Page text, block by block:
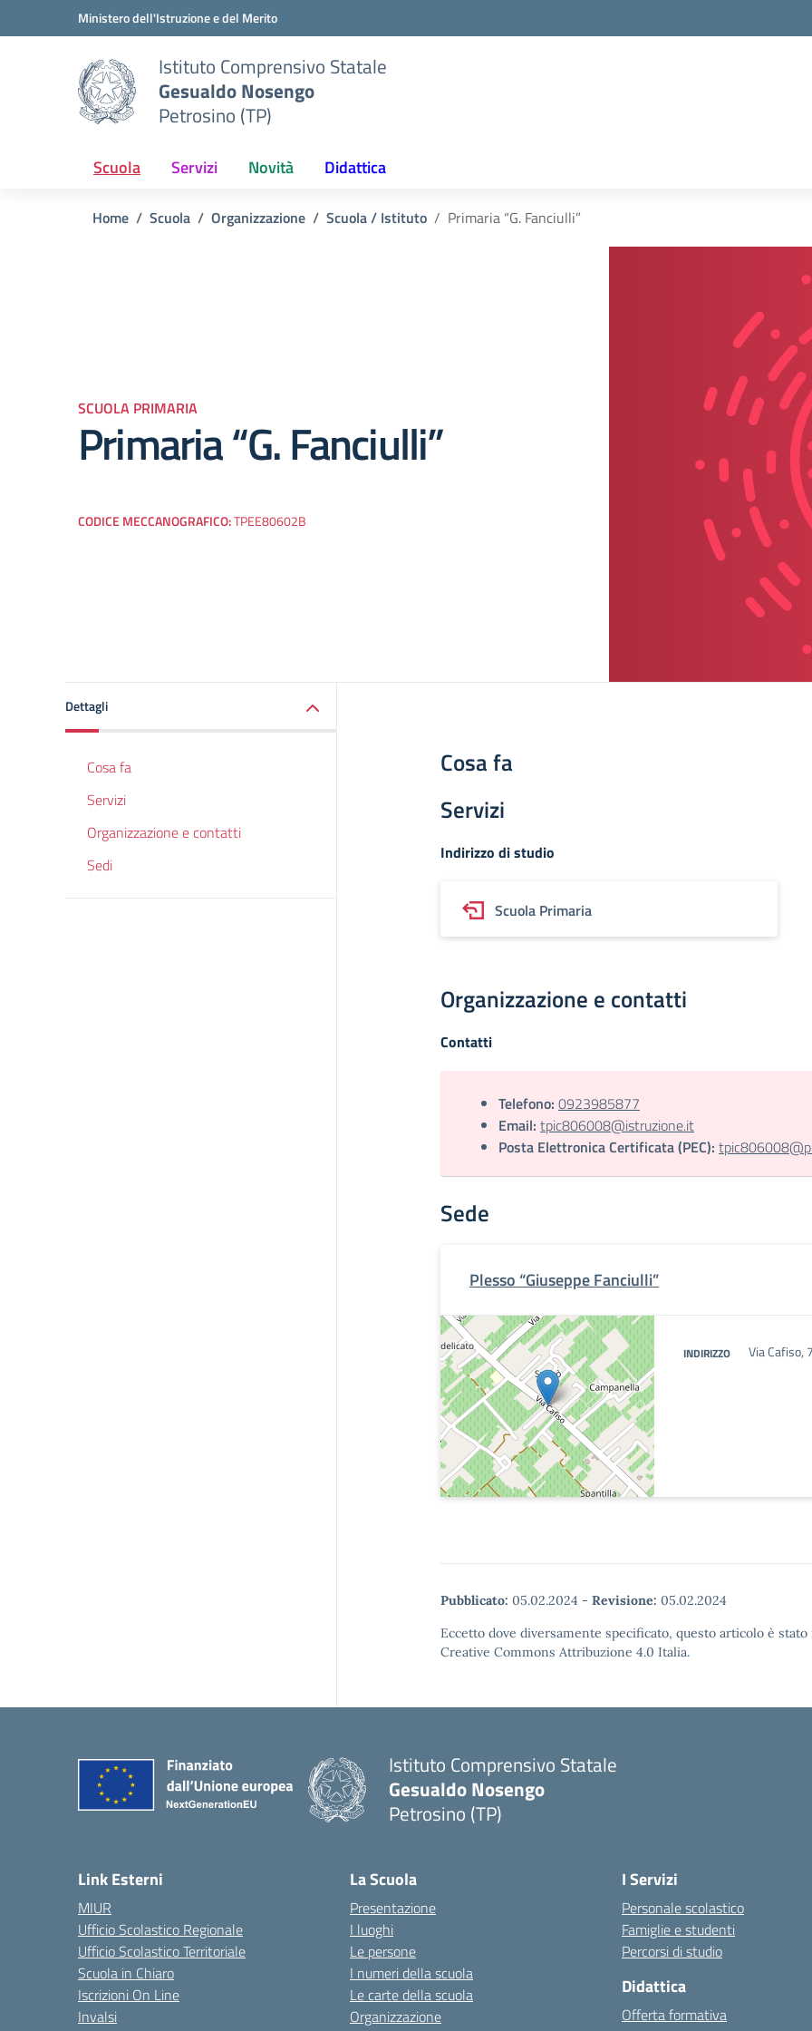
Vai ai contenuti
Vai al menu di navigazioneMinistero dell'Istruzione e del Merito
Istituto Comprensivo Statale
Gesualdo Nosengo
Petrosino (TP)
Scuola Servizi Novità Didattica
Home Scuola Organizzazione Scuola / Istituto Primaria “G. Fanciulli”
SCUOLA PRIMARIA
Primaria “G. Fanciulli”
CODICE MECCANOGRAFICO:TPEE80602B
Dettagli
Cosa fa
Servizi
Organizzazione e contatti
Sedi
Cosa fa
Servizi
Indirizzo di studio
Scuola Primaria
Organizzazione e contatti
Contatti
Telefono: 0923985877
Email: tpic806008@istruzione.it
Posta Elettronica Certificata (PEC):
Sede
Plesso “Giuseppe Fanciulli”
INDIRIZZO Via Cafiso,
Pubblicato: 05.02.2024 - Revisione: 05.02.2024
Eccetto dove diversamente specificato, questo articolo è
Creative Commons Attribuzione 4.0 Italia.
Istituto Comprensivo Statale
Gesualdo Nosengo
Petrosino (TP)
Link Esterni
MIUR
Ufficio Scolastico Regionale
Ufficio Scolastico Territoriale
Scuola in Chiaro
Iscrizioni On Line
Invalsi
La Scuola
Presentazione
I luoghi
Le persone
I numeri della scuola
Le carte della scuola
Organizzazione
I Servizi
Personale scolastico
Famiglie e studenti
Percorsi di studio
Didattica
Offerta formativa